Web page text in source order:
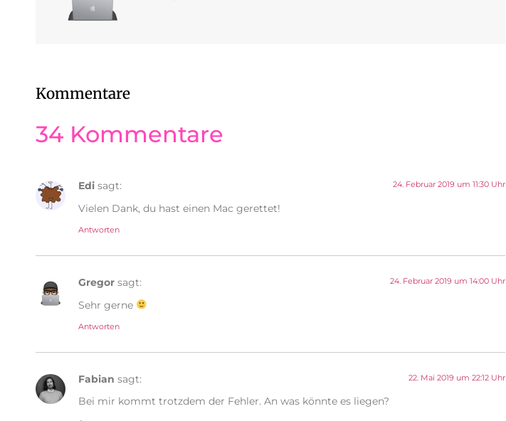
Kommentare
34 Kommentare
Edi sagt: 24. Februar 2019 um 11:30 Uhr
Vielen Dank, du hast einen Mac gerettet!
Antworten
Gregor sagt: 24. Februar 2019 um 14:00 Uhr
Sehr gerne
Antworten
Fabian sagt: 22. Mai 2019 um 22:12 Uhr
Bei mir kommt trotzdem der Fehler. An was könnte es liegen?